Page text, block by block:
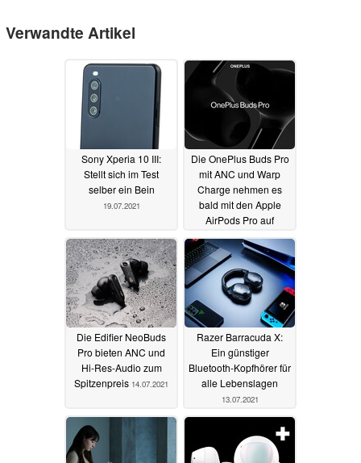
Verwandte Artikel
Sony Xperia 10 III:
Stellt sich im Test
selber ein Bein
19.07.2021
Die OnePlus Buds Pro
mit ANC und Warp
Charge nehmen es
bald mit den Apple
AirPods Pro auf
16.07.2021
Die Edifier NeoBuds
Pro bieten ANC und
Hi-Res-Audio zum
Spitzenpreis 14.07.2021
Razer Barracuda X:
Ein günstiger
Bluetooth-Kopfhörer für
alle Lebenslagen
13.07.2021